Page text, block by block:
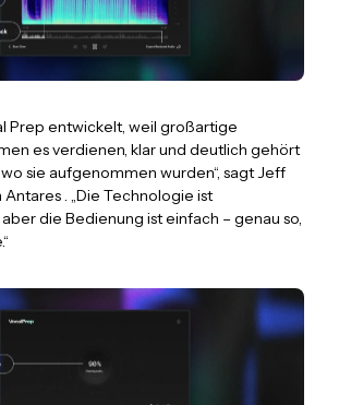
Prep entwickelt, weil großartige
es verdienen, klar und deutlich gehört
sie aufgenommen wurden“, sagt Jeff
Antares . „Die Technologie ist
die Bedienung ist einfach – genau so,